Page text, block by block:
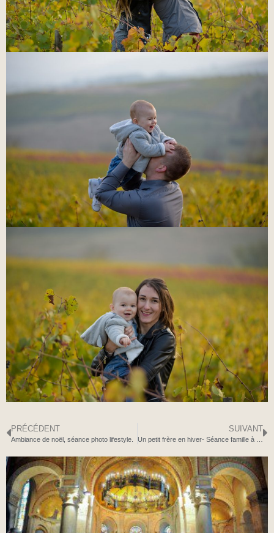
PRÉCÉDENT
Ambiance de noël, séance photo lifestyle.
SUIVANT
Un petit frère en hiver- Séance famille à domicile-Sainte-Foy-Lès-Lyon